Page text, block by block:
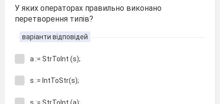
У яких операторах правильно виконано
перетворення типів?
варіанти відповідей
a := StrToInt (s);
s := IntToStr(s);
s := StrToInt (a);